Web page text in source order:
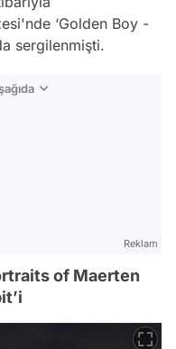
‘Golden Boy -
sergilenmişti.
Reklam
of Maerten